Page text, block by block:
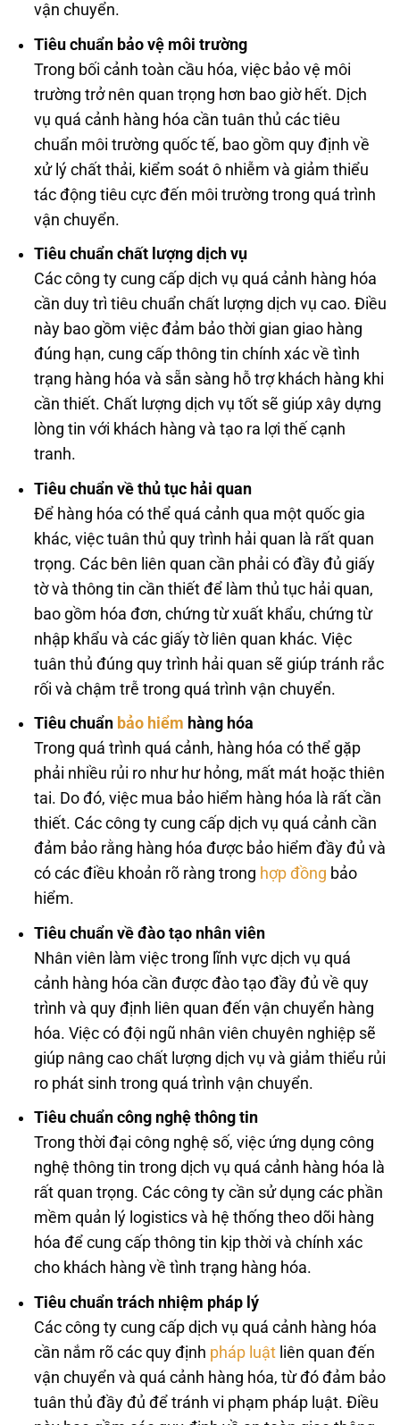
vận chuyển.
Tiêu chuẩn bảo vệ môi trường
Trong bối cảnh toàn cầu hóa, việc bảo vệ môi
trường trở nên quan trọng hơn bao giờ hết. Dịch
vụ quá cảnh hàng hóa cần tuân thủ các tiêu
chuẩn môi trường quốc tế, bao gồm quy định về
xử lý chất thải, kiểm soát ô nhiễm và giảm thiểu
tác động tiêu cực đến môi trường trong quá trình
vận chuyển.
Tiêu chuẩn chất lượng dịch vụ
Các công ty cung cấp dịch vụ quá cảnh hàng hóa
cần duy trì tiêu chuẩn chất lượng dịch vụ cao. Điều
này bao gồm việc đảm bảo thời gian giao hàng
đúng hạn, cung cấp thông tin chính xác về tình
trạng hàng hóa và sẵn sàng hỗ trợ khách hàng khi
cần thiết. Chất lượng dịch vụ tốt sẽ giúp xây dựng
lòng tin với khách hàng và tạo ra lợi thế cạnh
tranh.
Tiêu chuẩn về thủ tục hải quan
Để hàng hóa có thể quá cảnh qua một quốc gia
khác, việc tuân thủ quy trình hải quan là rất quan
trọng. Các bên liên quan cần phải có đầy đủ giấy
tờ và thông tin cần thiết để làm thủ tục hải quan,
bao gồm hóa đơn, chứng từ xuất khẩu, chứng từ
nhập khẩu và các giấy tờ liên quan khác. Việc
tuân thủ đúng quy trình hải quan sẽ giúp tránh rắc
rối và chậm trễ trong quá trình vận chuyển.
Tiêu chuẩn bảo hiểm hàng hóa
Trong quá trình quá cảnh, hàng hóa có thể gặp
phải nhiều rủi ro như hư hỏng, mất mát hoặc thiên
tai. Do đó, việc mua bảo hiểm hàng hóa là rất cần
thiết. Các công ty cung cấp dịch vụ quá cảnh cần
đảm bảo rằng hàng hóa được bảo hiểm đầy đủ và
có các điều khoản rõ ràng trong hợp đồng bảo
hiểm.
Tiêu chuẩn về đào tạo nhân viên
Nhân viên làm việc trong lĩnh vực dịch vụ quá
cảnh hàng hóa cần được đào tạo đầy đủ về quy
trình và quy định liên quan đến vận chuyển hàng
hóa. Việc có đội ngũ nhân viên chuyên nghiệp sẽ
giúp nâng cao chất lượng dịch vụ và giảm thiểu rủi
ro phát sinh trong quá trình vận chuyển.
Tiêu chuẩn công nghệ thông tin
Trong thời đại công nghệ số, việc ứng dụng công
nghệ thông tin trong dịch vụ quá cảnh hàng hóa là
rất quan trọng. Các công ty cần sử dụng các phần
mềm quản lý logistics và hệ thống theo dõi hàng
hóa để cung cấp thông tin kịp thời và chính xác
cho khách hàng về tình trạng hàng hóa.
Tiêu chuẩn trách nhiệm pháp lý
Các công ty cung cấp dịch vụ quá cảnh hàng hóa
cần nắm rõ các quy định pháp luậtliên quan đến
vận chuyển và quá cảnh hàng hóa, từ đó đảm bảo
tuân thủ đầy đủ để tránh vi phạm pháp luật. Điều